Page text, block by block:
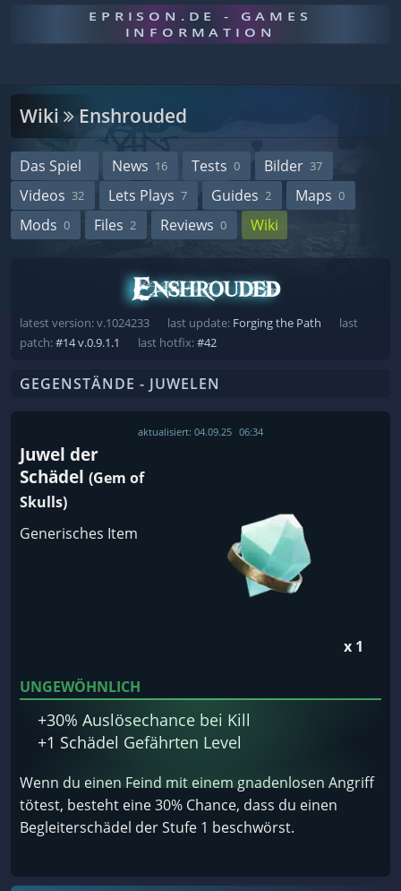
EPRISON.DE - GAMES
INFORMATION
Wiki Enshrouded
Das Spiel News 16 Tests 0 Bilder 37
Videos 32 Lets Plays 7 Guides 2 Maps 0
Mods 0 Files 2 Reviews 0 Wiki
latest version: v.1024233 last update: Forging the Path
last
patch:#14 v.0.9.1.1 last hotfix:#42
GEGENSTÄNDE - JUWELEN
aktualisiert: 04.09.25 06:34
Juwel der
Schädel (Gem of
Skulls)
Generisches Item
x 1
UNGEWÖHNLICH
+30% Auslösechance bei Kill
+1 Schädel Gefährten Level
Wenn du einen Feind mit einem gnadenlosen Angriff
tötest, besteht eine 30% Chance, dass du einen
Begleiterschädel der Stufe 1 beschwörst.